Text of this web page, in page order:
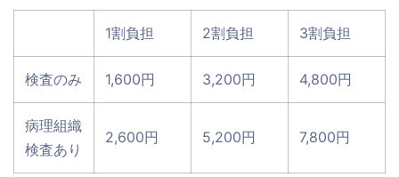
1割負担 2割負担 3割負担
検査のみ 1,600円 3,200円 4,800円
病理組織
検査あり
2,600円 5,200円 7,800円